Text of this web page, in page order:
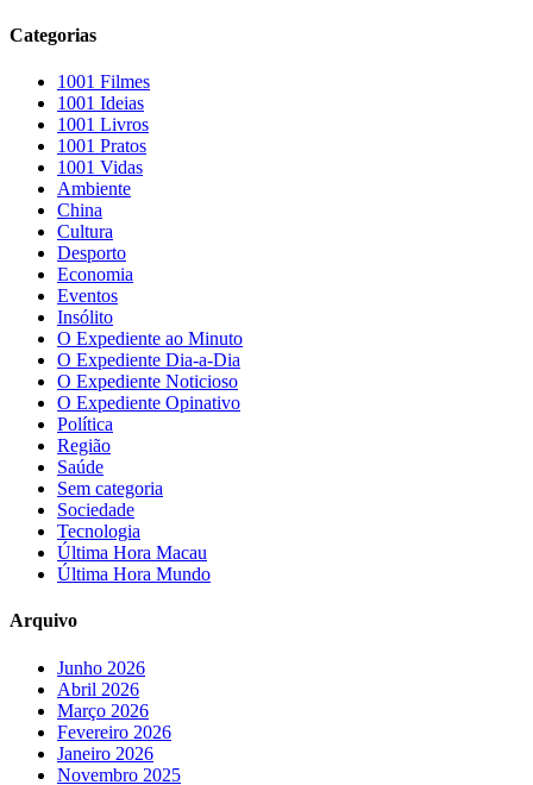
Categorias
1001 Filmes
1001 Ideias
1001 Livros
1001 Pratos
1001 Vidas
Ambiente
China
Cultura
Desporto
Economia
Eventos
Insólito
O Expediente ao Minuto
O Expediente Dia-a-Dia
O Expediente Noticioso
O Expediente Opinativo
Política
Região
Saúde
Sem categoria
Sociedade
Tecnologia
Última Hora Macau
Última Hora Mundo
Arquivo
Junho 2026
Abril 2026
Março 2026
Fevereiro 2026
Janeiro 2026
Novembro 2025